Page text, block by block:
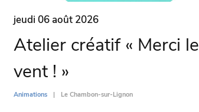
jeudi 06 août 2026
Atelier créatif « Merci le
vent ! »
Animations Le Chambon-sur-Lignon